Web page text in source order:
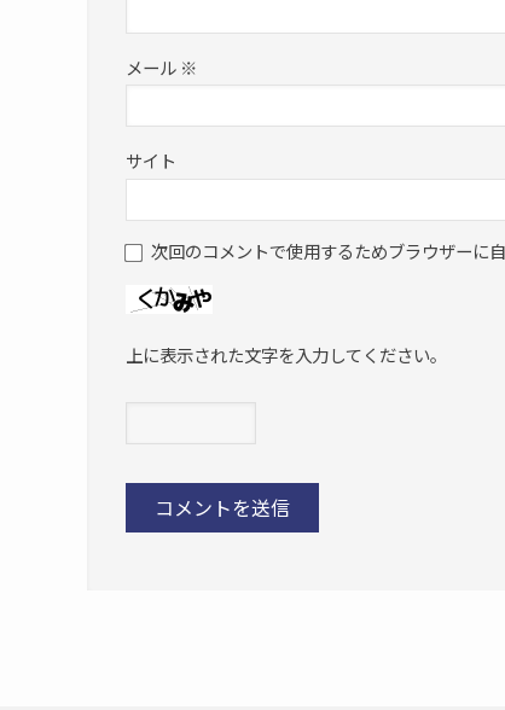
メール ※
サイト
次回のコメントで使用するためブラウザーに
上に表示された文字を入力してください。